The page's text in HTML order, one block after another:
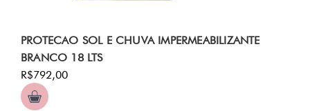
PROTECAO SOL E CHUVA IMPERMEABILIZANTE
BRANCO 18 LTS
R$792,00